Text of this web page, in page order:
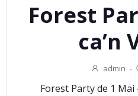
Forest
ca’n
admin -
Forest Party de 1